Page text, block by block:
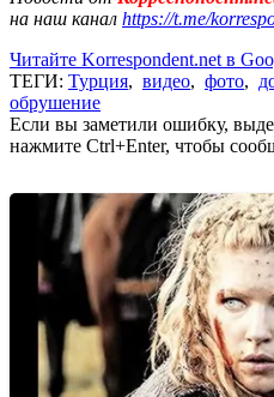
на наш канал https://t.me/
Читайте Korrespondent.net в
ТЕГИ: Турция, видео, фото,
обрушение
Если вы заметили ошибку,
нажмите Ctrl+Enter, чтобы